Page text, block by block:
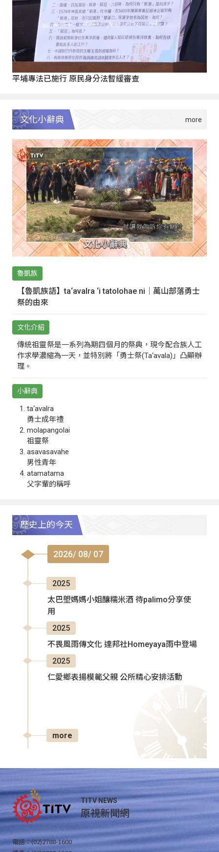
平埔專法已施行 原民身分法暫緩審查
文化小辭典
魯凱族
【魯凱族語】ta‘avalra ‘i tatolohae ni｜萬山部落勇士
祭的由來
文化介紹
傳統祖靈祭是一系列為期四個月的祭典，現今配合族人工
作求學濃縮為一天，並特別將「勇士祭(Ta‘avala)」凸顯辦
理。
小辭典
ta‘avalra
勇士成年禮
molapangolai
祖靈祭
asavasavahe
男性青年
atamatama
父字輩的稱呼
歷史上的今天
2026/ 08/ 07
2025
太巴塱媽媽小姐釀糯米酒 待palimo分享使
用
2025
不畏風雨傳文化 達邦社Homeyaya雨中登場
2025
仁愛鄉表揚模範父親 公所精心安排活動
more
TITV NEWS
原視新聞網
電話：(02)2788-1600